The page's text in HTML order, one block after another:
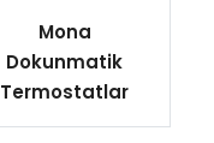
Mona
Dokunmatik
Termostatlar